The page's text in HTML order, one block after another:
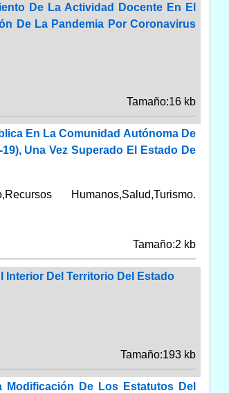
De La Actividad Docente En El
De La Pandemia Por Coronavirus
Tamaño:16 kb
En La Comunidad Autónoma De
Una Vez Superado El Estado De
Humanos,Salud,Turismo.
Tamaño:2 kb
Interior Del Territorio Del Estado
Tamaño:193 kb
De Los Estatutos Del